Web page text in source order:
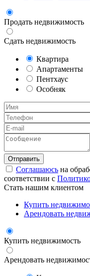
Продать недвижимость
Сдать недвижимость
Квартира
Апартаменты
Пентхаус
Особняк
Соглашаюсь на
соответствии с
Стать нашим клиентом
Купить
Арендовать
Купить недвижимость
Арендовать